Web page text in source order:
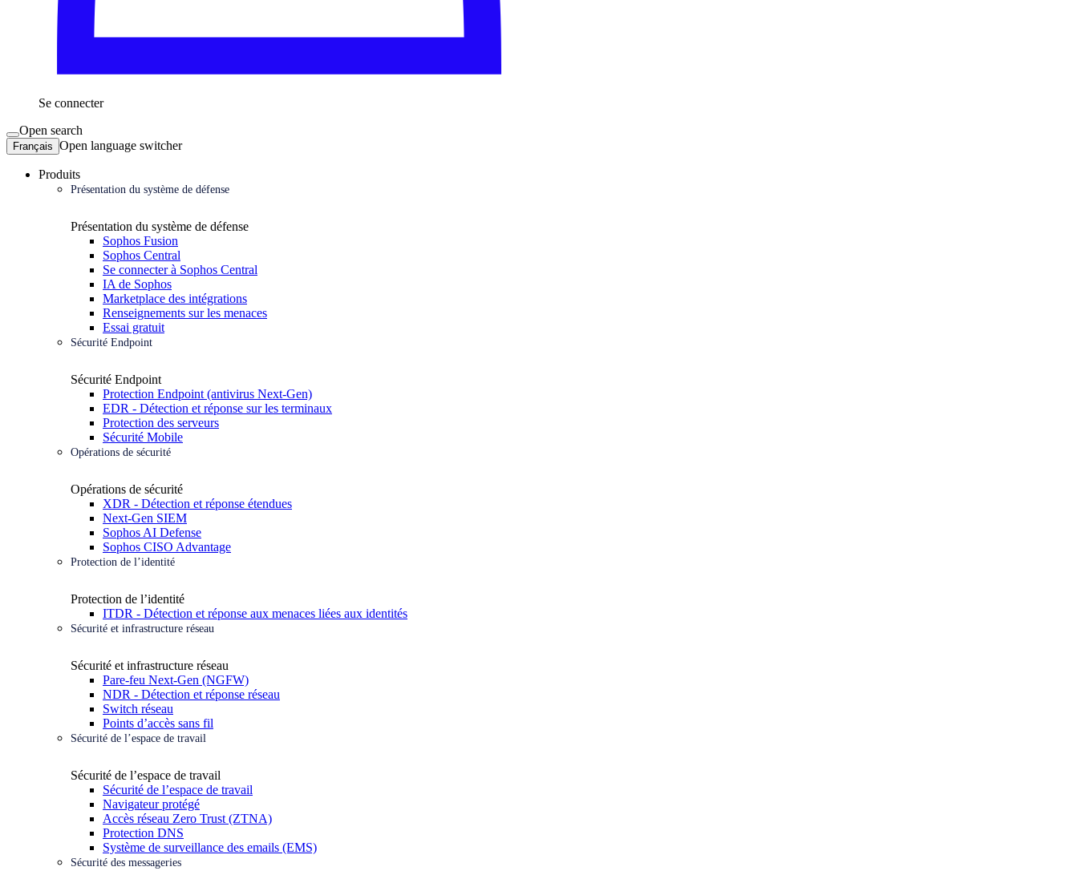
Se connecter
Open search
Français Open language switcher
Produits
Présentation du système de défense
Présentation du système de défense
Sophos Fusion
Sophos Central
Se connecter à Sophos Central
IA de Sophos
Marketplace des intégrations
Renseignements sur les menaces
Essai gratuit
Sécurité Endpoint
Sécurité Endpoint
Protection Endpoint (antivirus Next-Gen)
EDR - Détection et réponse sur les terminaux
Protection des serveurs
Sécurité Mobile
Opérations de sécurité
Opérations de sécurité
XDR - Détection et réponse étendues
Next-Gen SIEM
Sophos AI Defense
Sophos CISO Advantage
Protection de l’identité
Protection de l’identité
ITDR - Détection et réponse aux menaces liées aux identités
Sécurité et infrastructure réseau
Sécurité et infrastructure réseau
Pare-feu Next-Gen (NGFW)
NDR - Détection et réponse réseau
Switch réseau
Points d’accès sans fil
Sécurité de l’espace de travail
Sécurité de l’espace de travail
Sécurité de l’espace de travail
Navigateur protégé
Accès réseau Zero Trust (ZTNA)
Protection DNS
Système de surveillance des emails (EMS)
Sécurité des messageries